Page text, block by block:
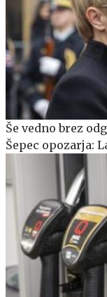
Še vedno brez
Šepec opozarja: